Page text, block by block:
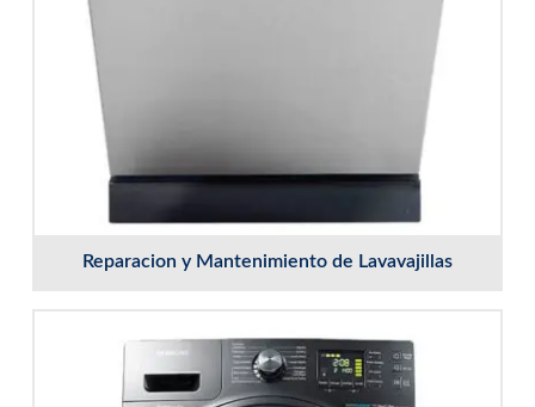
Reparacion y Mantenimiento de Lavavajillas